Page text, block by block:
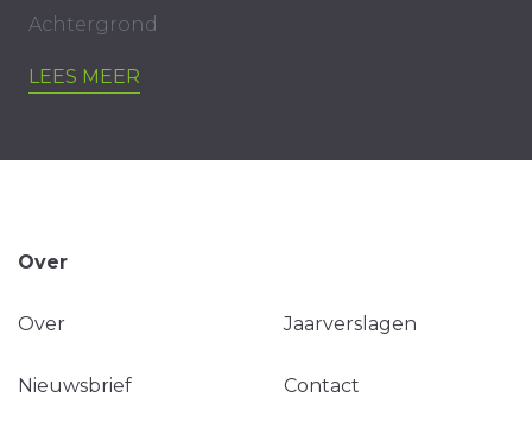
Achtergrond
LEES MEER
Over
Over Jaarverslagen
Nieuwsbrief Contact